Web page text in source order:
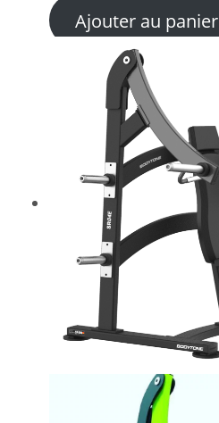
Ajouter au panier